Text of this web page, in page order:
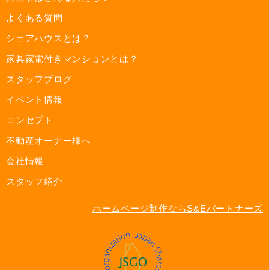
よくある質問
シェアハウスとは？
家具家電付きマンションとは？
スタッフブログ
イベント情報
コンセプト
不動産オーナー様へ
会社情報
スタッフ紹介
ホームページ制作ならS&Eパートナーズ